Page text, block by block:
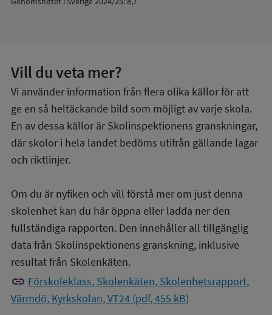
Vill du veta mer?
Vi använder information från flera olika källor för att
ge en så heltäckande bild som möjligt av varje skola.
En av dessa källor är Skolinspektionens granskningar,
där skolor i hela landet bedöms utifrån gällande lagar
och riktlinjer.
Om du är nyfiken och vill förstå mer om just denna
skolenhet kan du här öppna eller ladda ner den
fullständiga rapporten. Den innehåller all tillgänglig
data från Skolinspektionens granskning, inklusive
resultat från Skolenkäten.
link Förskoleklass, Skolenkäten, Skolenhetsrapport,
Värmdö, Kyrkskolan, VT24 (pdf, 455 kB)